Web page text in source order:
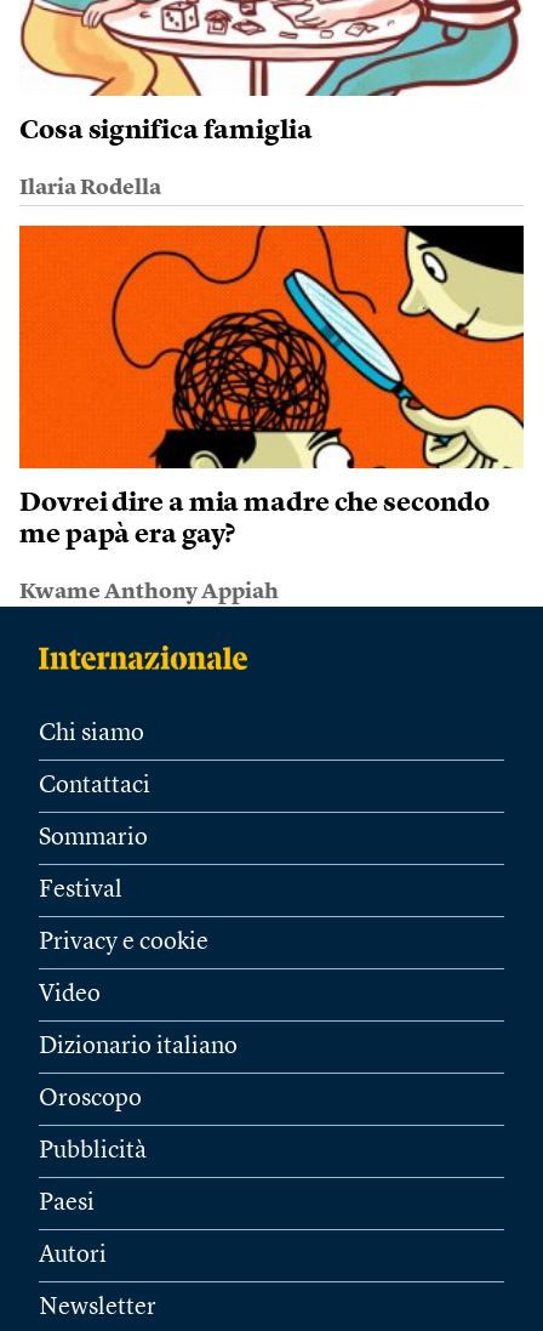
Cosa significa famiglia
Ilaria Rodella
Dovrei dire a mia madre che secondo
me papà era gay?
Kwame Anthony Appiah
Chi siamo
Contattaci
Sommario
Festival
Privacy e cookie
Video
Dizionario italiano
Oroscopo
Pubblicità
Paesi
Autori
Newsletter